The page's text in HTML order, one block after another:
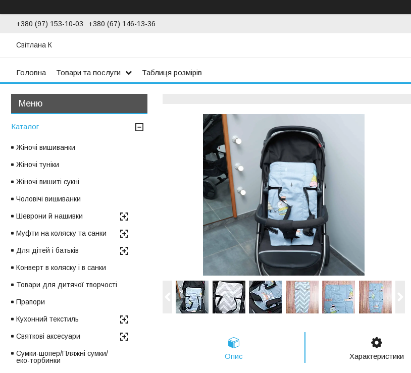
+380 (97) 153-10-03 +380 (67) 146-13-36
Світлана К
Головна Товари та послуги Таблиця розмірів
Опис Характеристики
Каталог
Жіночі вишиванки
Жіночі туніки
Жіночі вишиті сукні
Чоловічі вишиванки
Шеврони й нашивки
Муфти на коляску та санки
Для дітей і батьків
Конверт в коляску і в санки
Товари для дитячої творчості
Прапори
Кухонний текстиль
Святкові аксесуари
Сумки-шопер/Пляжні сумки/
еко-торбинки